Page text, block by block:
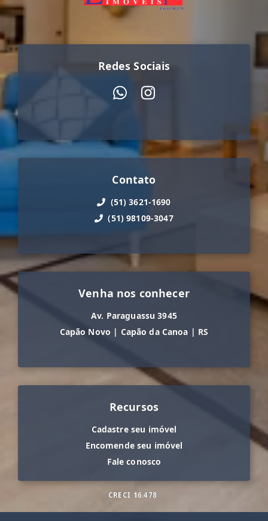
Redes Sociais
Contato
(51) 3621-1690
(51) 98109-3047
Venha nos conhecer
Av. Paraguassu 3945
Capão Novo | Capão da Canoa | RS
Recursos
Cadastre seu imóvel
Encomende seu imóvel
Fale conosco
CRECI 16.478